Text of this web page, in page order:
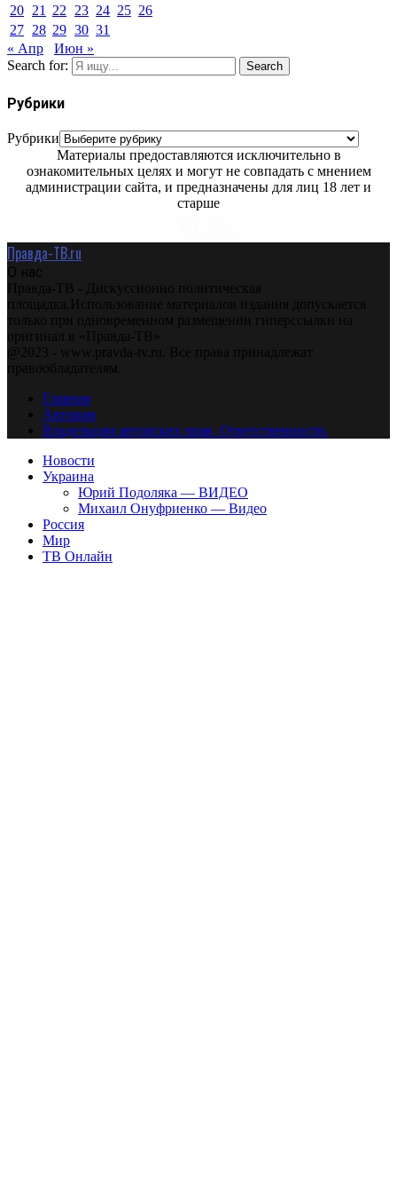
20 21 22 23 24 25 26
27 28 29 30 31
« Апр
Июн »
Search for:
Search
Рубрики
Рубрики
Материалы предоставляются исключительно в
ознакомительных целях и могут не совпадать с мнением
администрации сайта, и предназначены для лиц 18 лет и
старше
Правда-ТВ.ru
О нас
Правда-ТВ - Дискуссионно политическая
площадка.Использование материалов издания допускается
только при одновременном размещении гиперссылки на
оригинал в «Правда-ТВ»
@2023 - www.pravda-tv.ru. Все права принадлежат
правообладателям.
Главная
Авторам
Владельцам авторских прав. Ответственности.
Новости
Украина
Юрий Подоляка — ВИДЕО
Михаил Онуфриенко — Видео
Россия
Мир
ТВ Онлайн